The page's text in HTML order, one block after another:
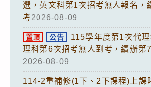
選，英文科第1次招考無人報名，
考2026-08-09
置頂 公告
115學年度第1次代
理科第6次招考無人到考，續辦第
2026-08-09
114-2重補修(1下、2下課程)上課